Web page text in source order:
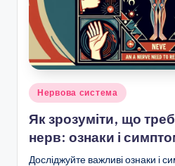
Posted
in
Нервова система
Як зрозуміти, що
нерв: ознаки і
Досліджуйте важливі ознаки і